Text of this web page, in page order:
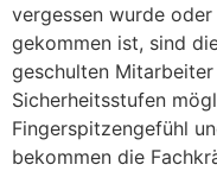
vergessen wurde
gekommen ist, sind
geschulten
Sicherheitsstufen
Fingerspitzengefühl
bekommen die